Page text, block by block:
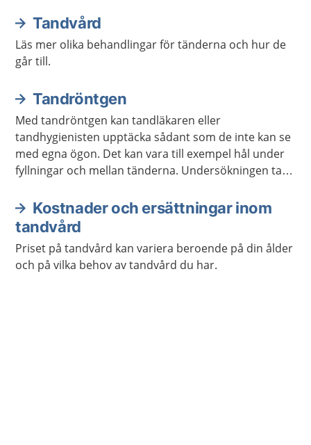
Tandvård
Läs mer olika behandlingar för tänderna och hur de
går till.
Tandröntgen
Med tandröntgen kan tandläkaren eller
tandhygienisten upptäcka sådant som de inte kan se
med egna ögon. Det kan vara till exempel hål under
fyllningar och mellan tänderna. Undersökningen tar
Kostnader och ersättningar inom
tandvård
Priset på tandvård kan variera beroende på din ålder
och på vilka behov av tandvård du har.